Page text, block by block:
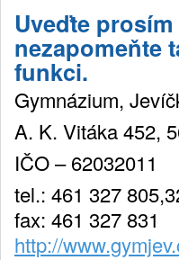
Uveďte
nezapomeňte
funkci.
Gymnázium,
A. K. Vitáka 452,
IČO – 62032011
tel.: 461 327
fax: 461 327 831
http://